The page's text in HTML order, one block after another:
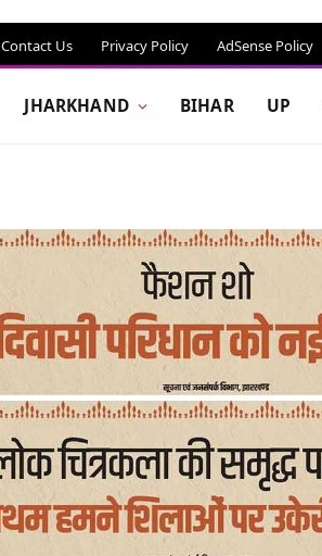
Contact Us Privacy Policy AdSense Policy
JHARKHAND BIHAR UP